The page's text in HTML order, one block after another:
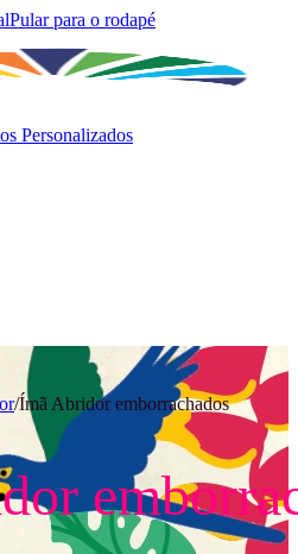
Pular para o rodapé
Personalizados
/Ímã Abridor emborrachados